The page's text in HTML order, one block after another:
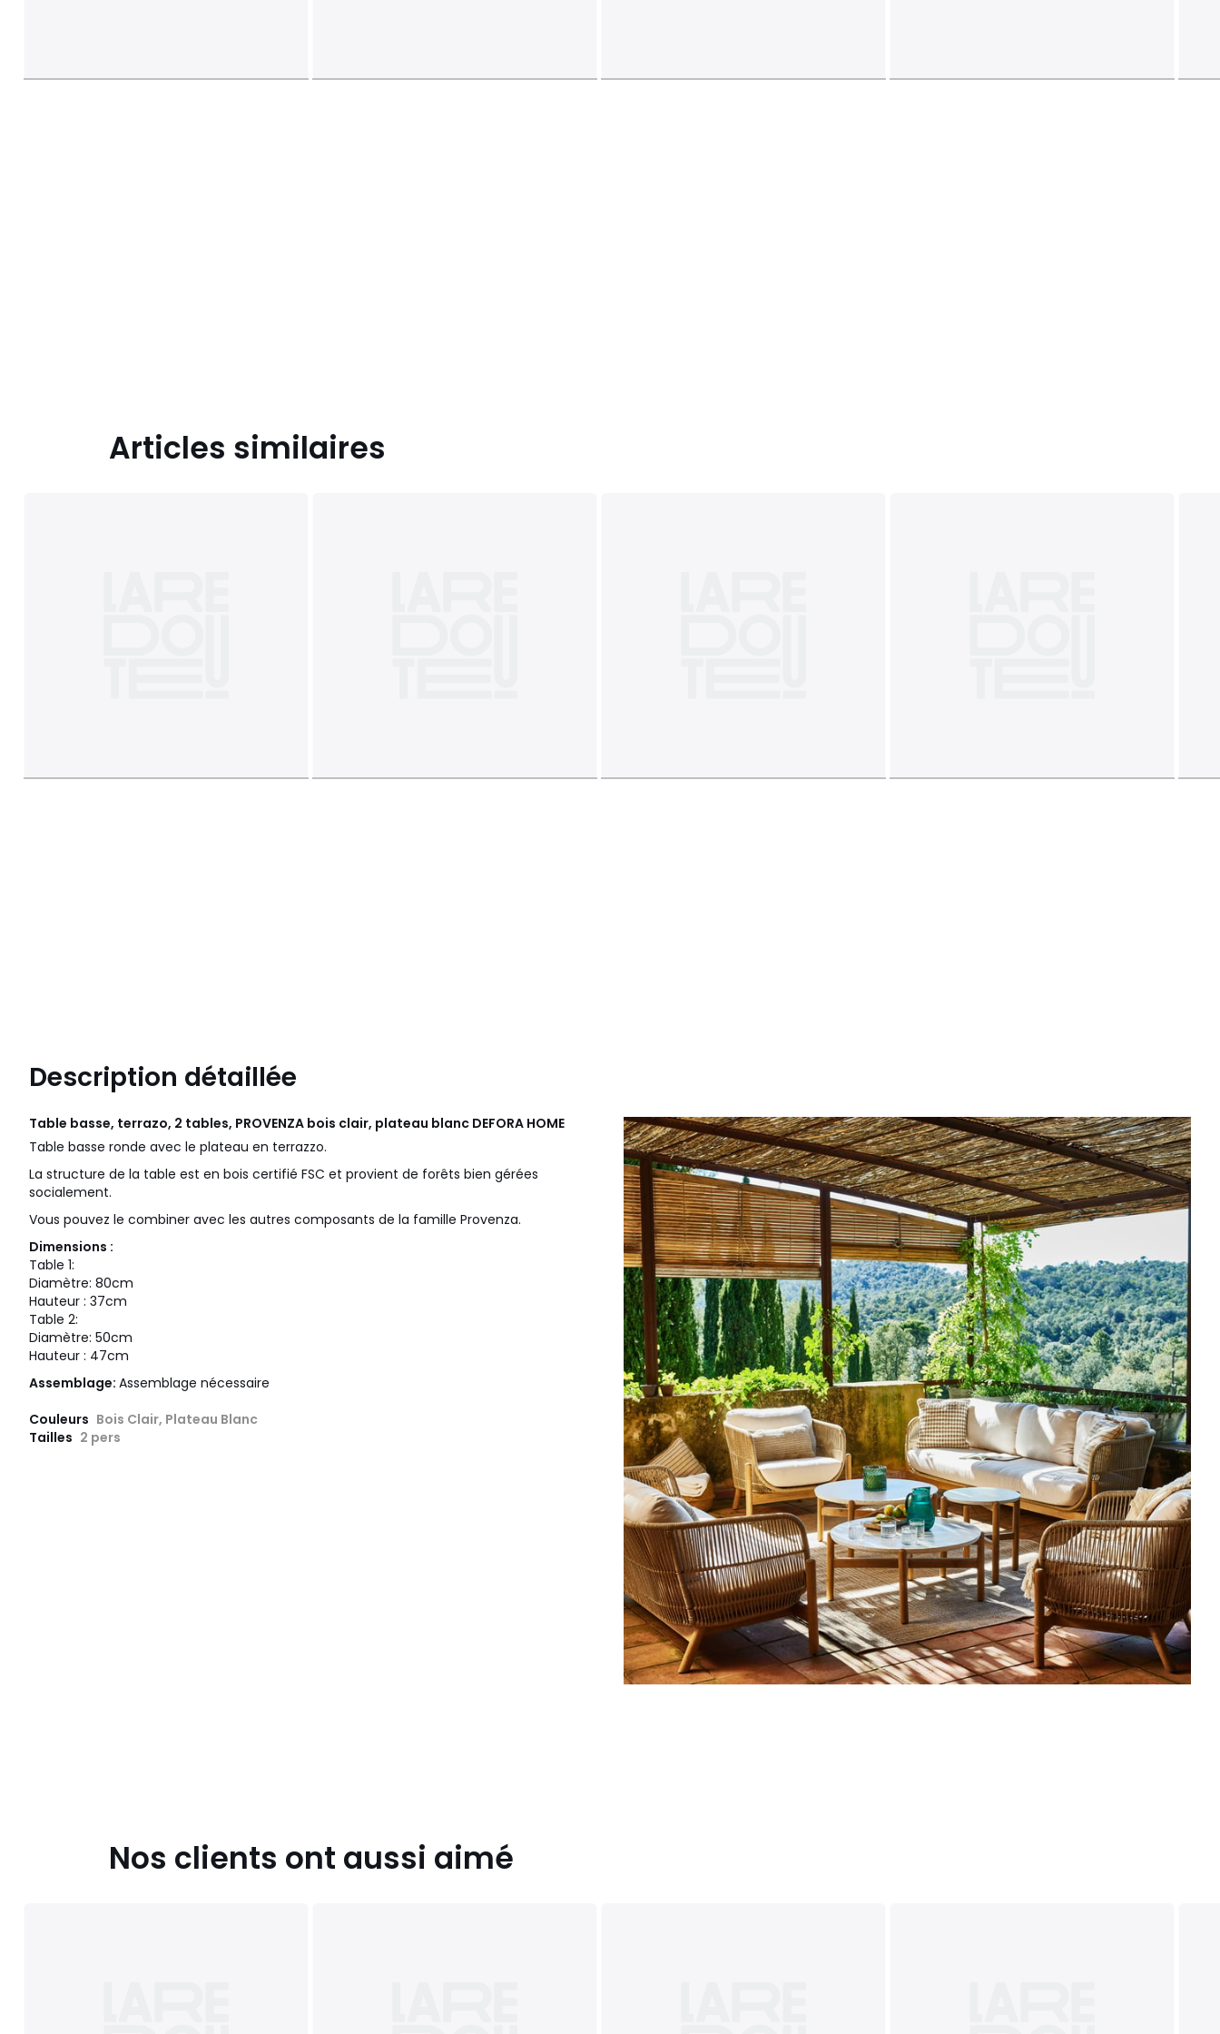
Articles similaires
Description détaillée
Table basse, terrazo, 2 tables, PROVENZA bois clair, plateau blanc DEFORA HOME
Table basse ronde avec le plateau en terrazzo.
La structure de la table est en bois certifié FSC et provient de forêts bien gérées
socialement.
Vous pouvez le combiner avec les autres composants de la famille Provenza.
Dimensions :
Table 1:
Diamètre: 80cm
Hauteur : 37cm
Table 2:
Diamètre: 50cm
Hauteur : 47cm
Assemblage: Assemblage nécessaire
Couleurs Bois Clair, Plateau Blanc
Tailles 2 pers
Nos clients ont aussi aimé